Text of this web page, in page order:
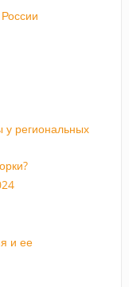
у региональных
и ее